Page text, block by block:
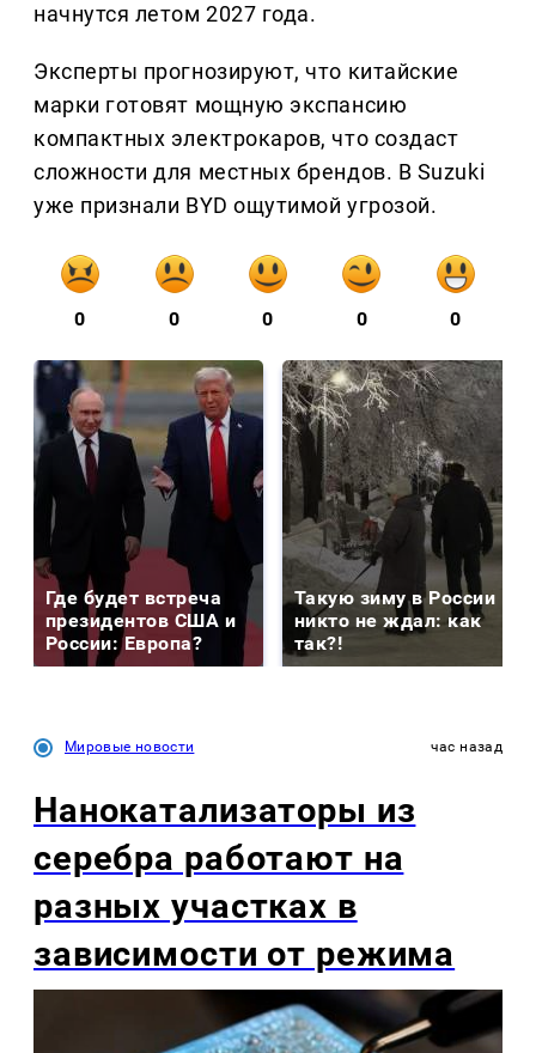
начнутся летом 2027 года.
Эксперты прогнозируют, что китайские
марки готовят мощную экспансию
компактных электрокаров, что создаст
сложности для местных брендов. В Suzuki
уже признали BYD ощутимой угрозой.
0 0 0 0 0
Где будет встреча
президентов США и
России: Европа?
Такую зиму в России
никто не ждал: как
так?!
Мировые новости час назад
Нанокатализаторы из
серебра работают на
разных участках в
зависимости от режима